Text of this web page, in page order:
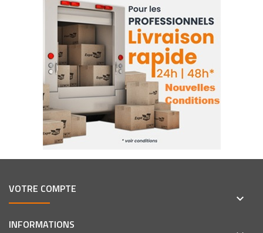
VOTRE COMPTE
keyboard_arrow_down
INFORMATIONS